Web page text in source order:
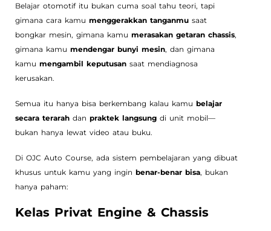
Belajar otomotif itu bukan cuma soal tahu teori, tapi
gimana cara kamu menggerakkan tanganmu saat
bongkar mesin, gimana kamu merasakan getaran chassis,
gimana kamu mendengar bunyi mesin, dan gimana
kamu mengambil keputusan saat mendiagnosa
kerusakan.
Semua itu hanya bisa berkembang kalau kamu belajar
secara terarah dan praktek langsung di unit mobil—
bukan hanya lewat video atau buku.
Di OJC Auto Course, ada sistem pembelajaran yang dibuat
khusus untuk kamu yang ingin benar-benar bisa, bukan
hanya paham:
Kelas Privat Engine & Chassis